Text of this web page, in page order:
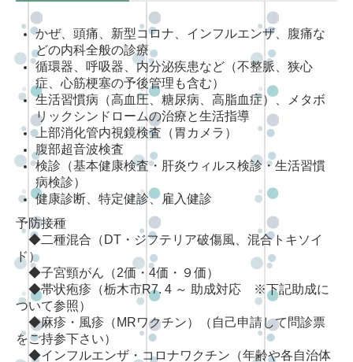
かぜ、頭痛、新型コロナ、インフルエンザ、腹痛な
どの内科全般の診療
循環器、呼吸器、内分泌疾患など（不整脈、狭心
症、心筋梗塞の予後管理も含む）
生活習慣病（高血圧、糖尿病、高脂血症）、メタボ
リックシンドロームの治療と生活指導
上部消化管内視鏡検査 （胃カメラ）
腹部超音波検査
検診（基本健康検査・肝炎ウィルス検診・生活習慣
病検診）
健康診断、特定健診、雇入健診
予防接種
◆二種混合（DT・ジフテリア破傷風、混合トキソイ
ド）
◆子宮頸がん（2価・4価・９価）
◆帯状疱疹（栃木市R7. 4 ～ 助成対応 ※下記助成に
ついて参照）
◆麻疹・風疹（MRワクチン）（自己申請して問診票
をご持参下さい）
◆インフルエンザ・ コロナワクチン（年齢や各自治体